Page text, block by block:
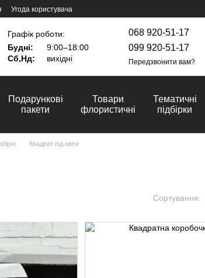
Угода користувача
Графік роботи:
Будні:
9:00–18:00
Сб,Нд:
вихідні
068 920-51-17
099 920-51-17
Передзвонити вам?
Подарункові
пакети
Товари
флористичні
Тематичні
підбірки
Квадрат під квіти
Сортування: